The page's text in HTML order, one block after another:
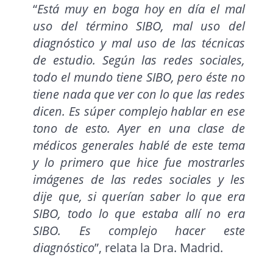
“Está muy en boga hoy en día el mal
uso del término SIBO, mal uso del
diagnóstico y mal uso de las técnicas
de estudio. Según las redes sociales,
todo el mundo tiene SIBO, pero éste no
tiene nada que ver con lo que las redes
dicen. Es súper complejo hablar en ese
tono de esto. Ayer en una clase de
médicos generales hablé de este tema
y lo primero que hice fue mostrarles
imágenes de las redes sociales y les
dije que, si querían saber lo que era
SIBO, todo lo que estaba allí no era
SIBO. Es complejo hacer este
diagnóstico”, relata la Dra. Madrid.